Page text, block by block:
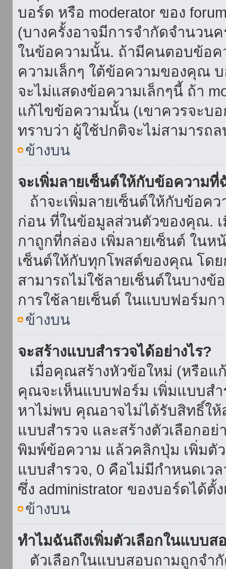
บอร์ด หรือ moderator ของ
(บางครั้งอาจมีการจำกัดจำนวน
ในข้อความนั้น. ถ้ามีคนตอบข้อ
ความเล็กๆ ใต้ข้อความของคุณ
จะไม่แสดงข้อความเล็กๆนี้ ถ้า
แก้ไขข้อความนั้น (เขาควรจะบ
ทราบว่า ผู้ใช้ปกติจะไม่สามารถ
ข้างบน
จะเพิ่มลายเซ็นต์ให้กับข้อความที่
ถ้าจะเพิ่มลายเซ็นต์ให้กับข้อค
ก่อน ที่ในข้อมูลส่วนตัวของคุณ.
กาถูกที่กล่อง เพิ่มลายเซ็นต์ ใน
เซ็นต์ให้กับทุกโพสต์ของคุณ โด
สามารถไม่ใช้ลายเซ็นต์ในบางข้
การใช้ลายเซ็นต์ ในแบบฟอร์มก
ข้างบน
จะสร้างแบบสำรวจได้อย่างไร?
เมื่อคุณสร้างหัวข้อใหม่ (หรือ
คุณจะเห็นแบบฟอร์ม เพิ่มแบบส
หาไม่พบ คุณอาจไม่ได้รับสิทธิ์ใ
แบบสำรวจ และสร้างตัวเลือกอย่
พิมพ์ข้อความ แล้วคลิกปุ่ม เพิ่มตั
แบบสำรวจ, 0 คือไม่มีกำหนดเว
ซึ่ง administrator ของบอร์ดได้ตั้ง
ข้างบน
ทำไมฉันถึงเพิ่มตัวเลือกในแบบส
ตัวเลือกในแบบสอบถามถูกจำ